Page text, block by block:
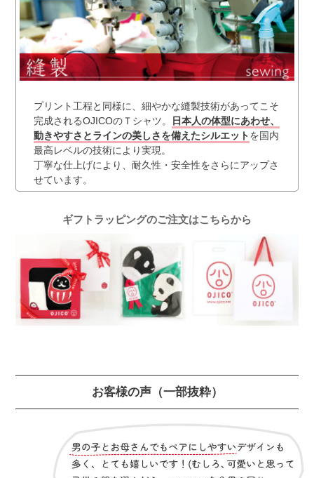
プリント工程と同様に、細やかな縫製技術があってこそ
完成されるOJICOのＴシャツ。
日本人の体型にあわせ、
動きやすさとラインの美しさを備えたシルエットを国内
最高レベルの技術により実現。
丁寧な仕上げにより、耐久性・安全性をさらにアップさ
せています。
ギフトラッピングのご注文はこちらから
お客様の声（一部抜粋）